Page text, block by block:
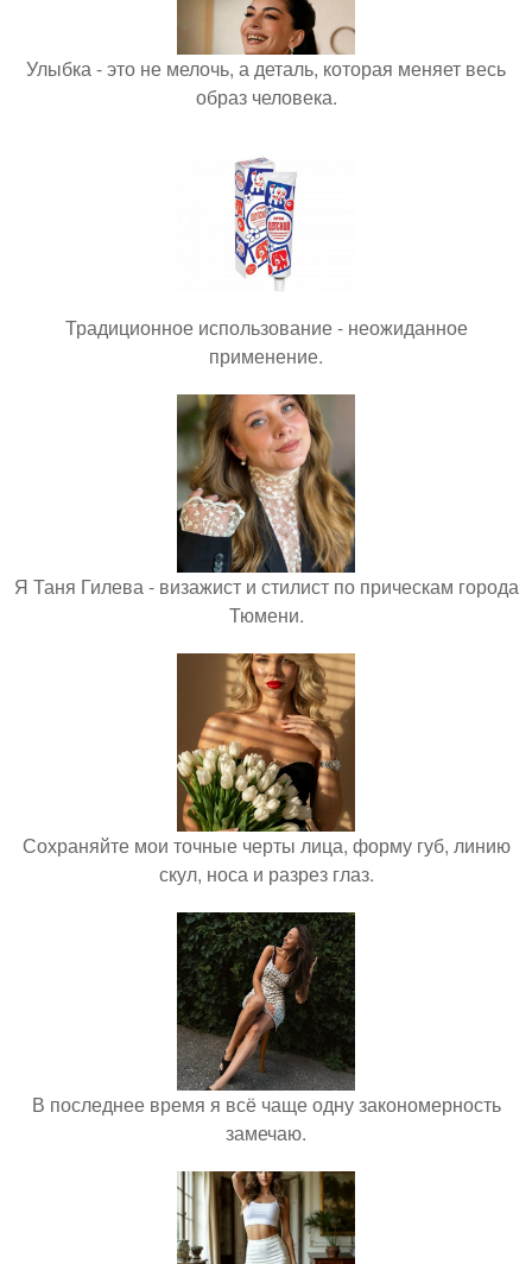
Улыбка - это не мелочь, а деталь, которая меняет весь
образ человека.
Традиционное использование - неожиданное
применение.
Я Таня Гилева - визажист и стилист по прическам города
Тюмени.
Сохраняйте мои точные черты лица, форму губ, линию
скул, носа и разрез глаз.
В последнее время я всё чаще одну закономерность
замечаю.